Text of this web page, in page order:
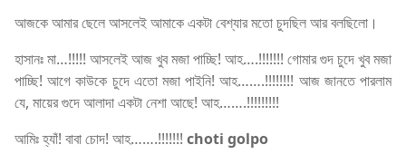
আজকে আমার ছেলে আসলেই আমাকে একটা বেশ্যার মতো চুদছিল আর বলছিলো।
হাসানঃ মা…!!!!! আসলেই আজ খুব মজা পাচ্ছি! আহ….!!!!!!! গোমার গুদ চুদে খুব মজা
পাচ্ছি! আগে কাউকে চুদে এতো মজা পাইনি! আহ…….!!!!!!!! আজ জানতে পারলাম
যে, মায়ের গুদে আলাদা একটা নেশা আছে! আহ…….!!!!!!!!!
আমিঃ হ্যাঁ! বাবা চোদ! আহ…….!!!!!!! choti golpo